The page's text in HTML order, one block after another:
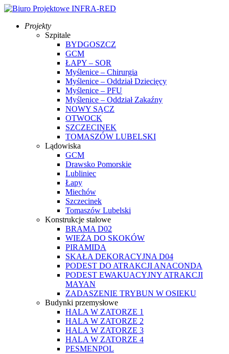
Projekty
Szpitale
BYDGOSZCZ
GCM
ŁAPY – SOR
Myślenice – Chirurgia
Myślenice – Oddział Dziecięcy
Myślenice – PFU
Myślenice – Oddział Zakaźny
NOWY SĄCZ
OTWOCK
SZCZECINEK
TOMASZÓW LUBELSKI
Lądowiska
GCM
Drawsko Pomorskie
Lubliniec
Łapy
Miechów
Szczecinek
Tomaszów Lubelski
Konstrukcje stalowe
BRAMA D02
WIEŻA DO SKOKÓW
PIRAMIDA
SKAŁA DEKORACYJNA D04
PODEST DO ATRAKCJI ANACONDA
PODEST EWAKUACYJNY ATRAKCJI
MAYAN
ZADASZENIE TRYBUN W OSIEKU
Budynki przemysłowe
HALA W ZATORZE 1
HALA W ZATORZE 2
HALA W ZATORZE 3
HALA W ZATORZE 4
PESMENPOL